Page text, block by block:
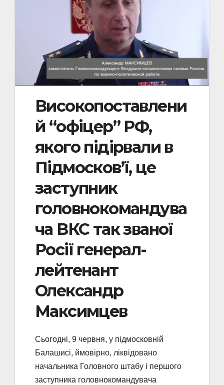
Високопоставлени
й “офіцер” РФ,
якого підірвали в
Підмосков’ї, це
заступник
головнокомандува
ча ВКС так званої
Росії генерал-
лейтенант
Олександр
Максимцев
Сьогодні, 9 червня, у підмосковній
Балашисі, ймовірно, ліквідовано
начальника Головного штабу і першого
заступника головнокомандувача